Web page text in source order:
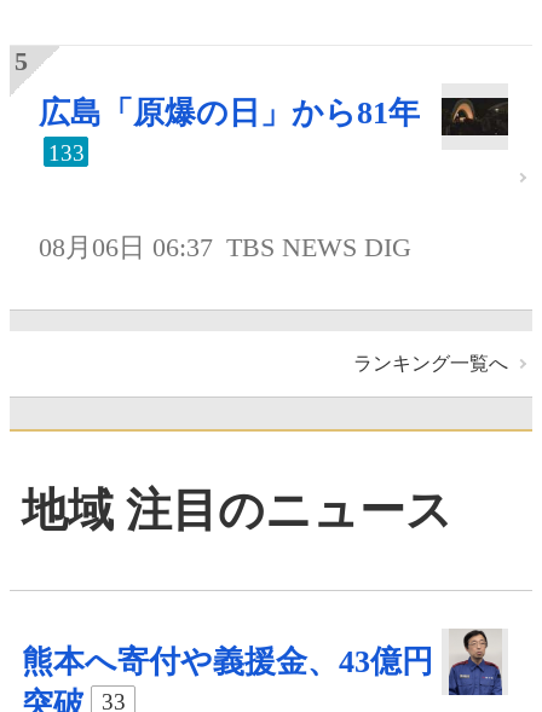
広島「原爆の日」から81年
133
08月06日 06:37 TBS NEWS DIG
ランキング一覧へ
地域 注目のニュース
熊本へ寄付や義援金、43億円
突破
33